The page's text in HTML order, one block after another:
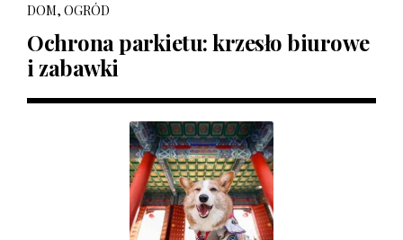
DOM, OGRÓD
Ochrona parkietu: krzesło biurowe
i zabawki